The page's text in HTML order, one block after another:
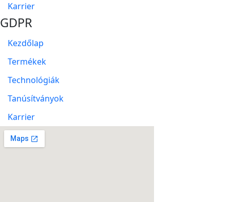
Karrier
GDPR
Kezdőlap
Termékek
Technológiák
Tanúsítványok
Karrier